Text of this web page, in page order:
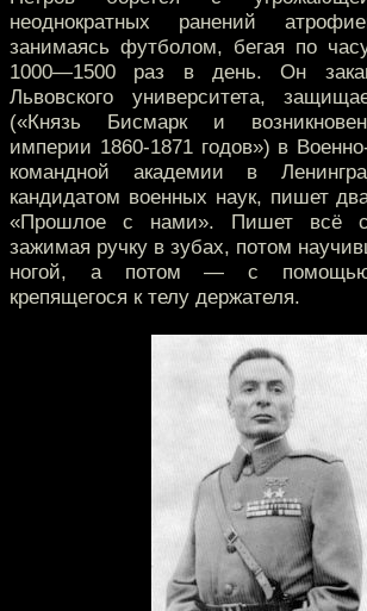
неоднократных ранений
занимаясь футболом, бегая по
1000—1500 раз в день. Он
Львовского университета,
(«Князь Бисмарк и
империи 1860-1871 годов») в
командной академии в
кандидатом военных наук, пишет
«Прошлое с нами». Пишет всё
зажимая ручку в зубах, потом
ногой, а потом — с помощью
крепящегося к телу держателя.